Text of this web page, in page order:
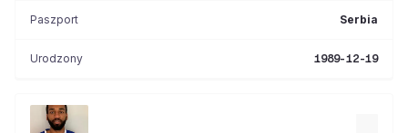
Paszport Serbia
Urodzony 1989-12-19